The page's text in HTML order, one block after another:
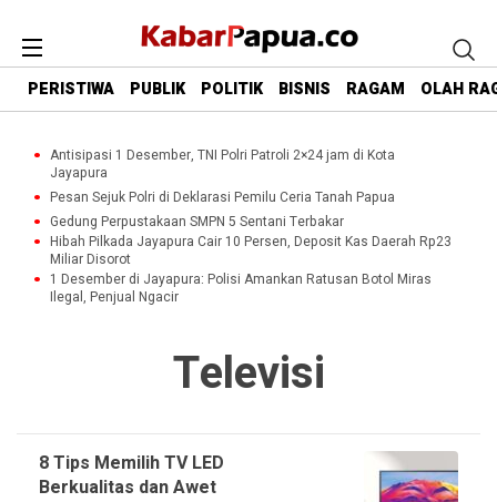
PERISTIWA PUBLIK POLITIK BISNIS RAGAM OLAH
Antisipasi 1 Desember, TNI Polri Patroli 2×24 jam di Kota
Jayapura
Pesan Sejuk Polri di Deklarasi Pemilu Ceria Tanah Papua
Gedung Perpustakaan SMPN 5 Sentani Terbakar
Hibah Pilkada Jayapura Cair 10 Persen, Deposit Kas Daerah Rp23
Miliar Disorot
1 Desember di Jayapura: Polisi Amankan Ratusan Botol Miras
Ilegal, Penjual Ngacir
Televisi
8 Tips Memilih TV LED
Berkualitas dan Awet